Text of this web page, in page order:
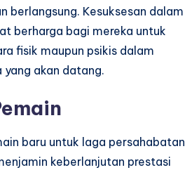
berlangsung. Kesuksesan dalam
berharga bagi mereka untuk
fisik maupun psikis dalam
akan datang.
baru untuk laga persahabatan
keberlanjutan prestasi